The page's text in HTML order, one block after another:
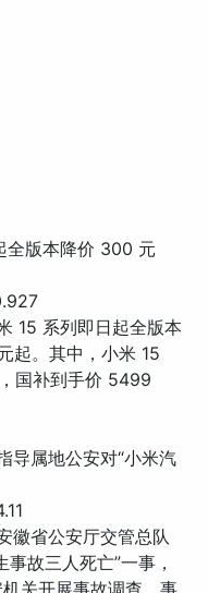
全版本降价 300 元
15 系列即日起全版本
起。其中，小米 15
国补到手价 5499
导属地公安对“小米汽
徽省公安厅交管总队
故三人死亡”一事，